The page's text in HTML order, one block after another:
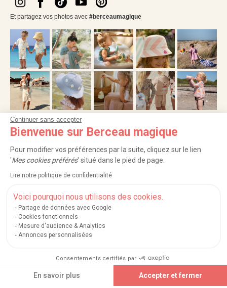
Continuer sans accepter
Bienvenue sur Berceau magique
Pour modifier vos préférences par la suite, cliquez sur le lien
'Mes cookies préférés' situé dans le pied de page.
Lire notre politique de confidentialité
Voici pourquoi nous utilisons des cookies.
Partage de données avec Google
Cookies fonctionnels
Mesure d'audience & Analytics
Annonces personnalisées
Consentements certifiés par
En savoir plus Accepter et fermer
Ajouter au panier
Et partagez vos photos avec #berceaumagique
NOS SERVICES
INFORMATIONS
PROFESSIONNELS
LISTES CADEAUX
Moyens de paiement|Zones et frais de livraison|
Service après-vente |FAQ Rappels de produits|Protection des données
|